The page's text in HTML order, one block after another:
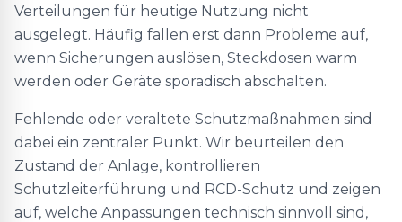
Verteilungen für heutige Nutzung nicht
ausgelegt. Häufig fallen erst dann Probleme auf,
wenn Sicherungen auslösen, Steckdosen warm
werden oder Geräte sporadisch abschalten.
Fehlende oder veraltete Schutzmaßnahmen sind
dabei ein zentraler Punkt. Wir beurteilen den
Zustand der Anlage, kontrollieren
Schutzleiterführung und RCD-Schutz und zeigen
auf, welche Anpassungen technisch sinnvoll sind,